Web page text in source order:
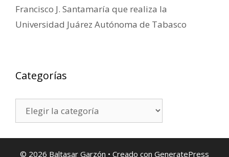
Francisco J. Santamaría que realiza la
Universidad Juárez Autónoma de Tabasco
Categorías
© 2026 Baltasar Garzón • Creado con GeneratePress